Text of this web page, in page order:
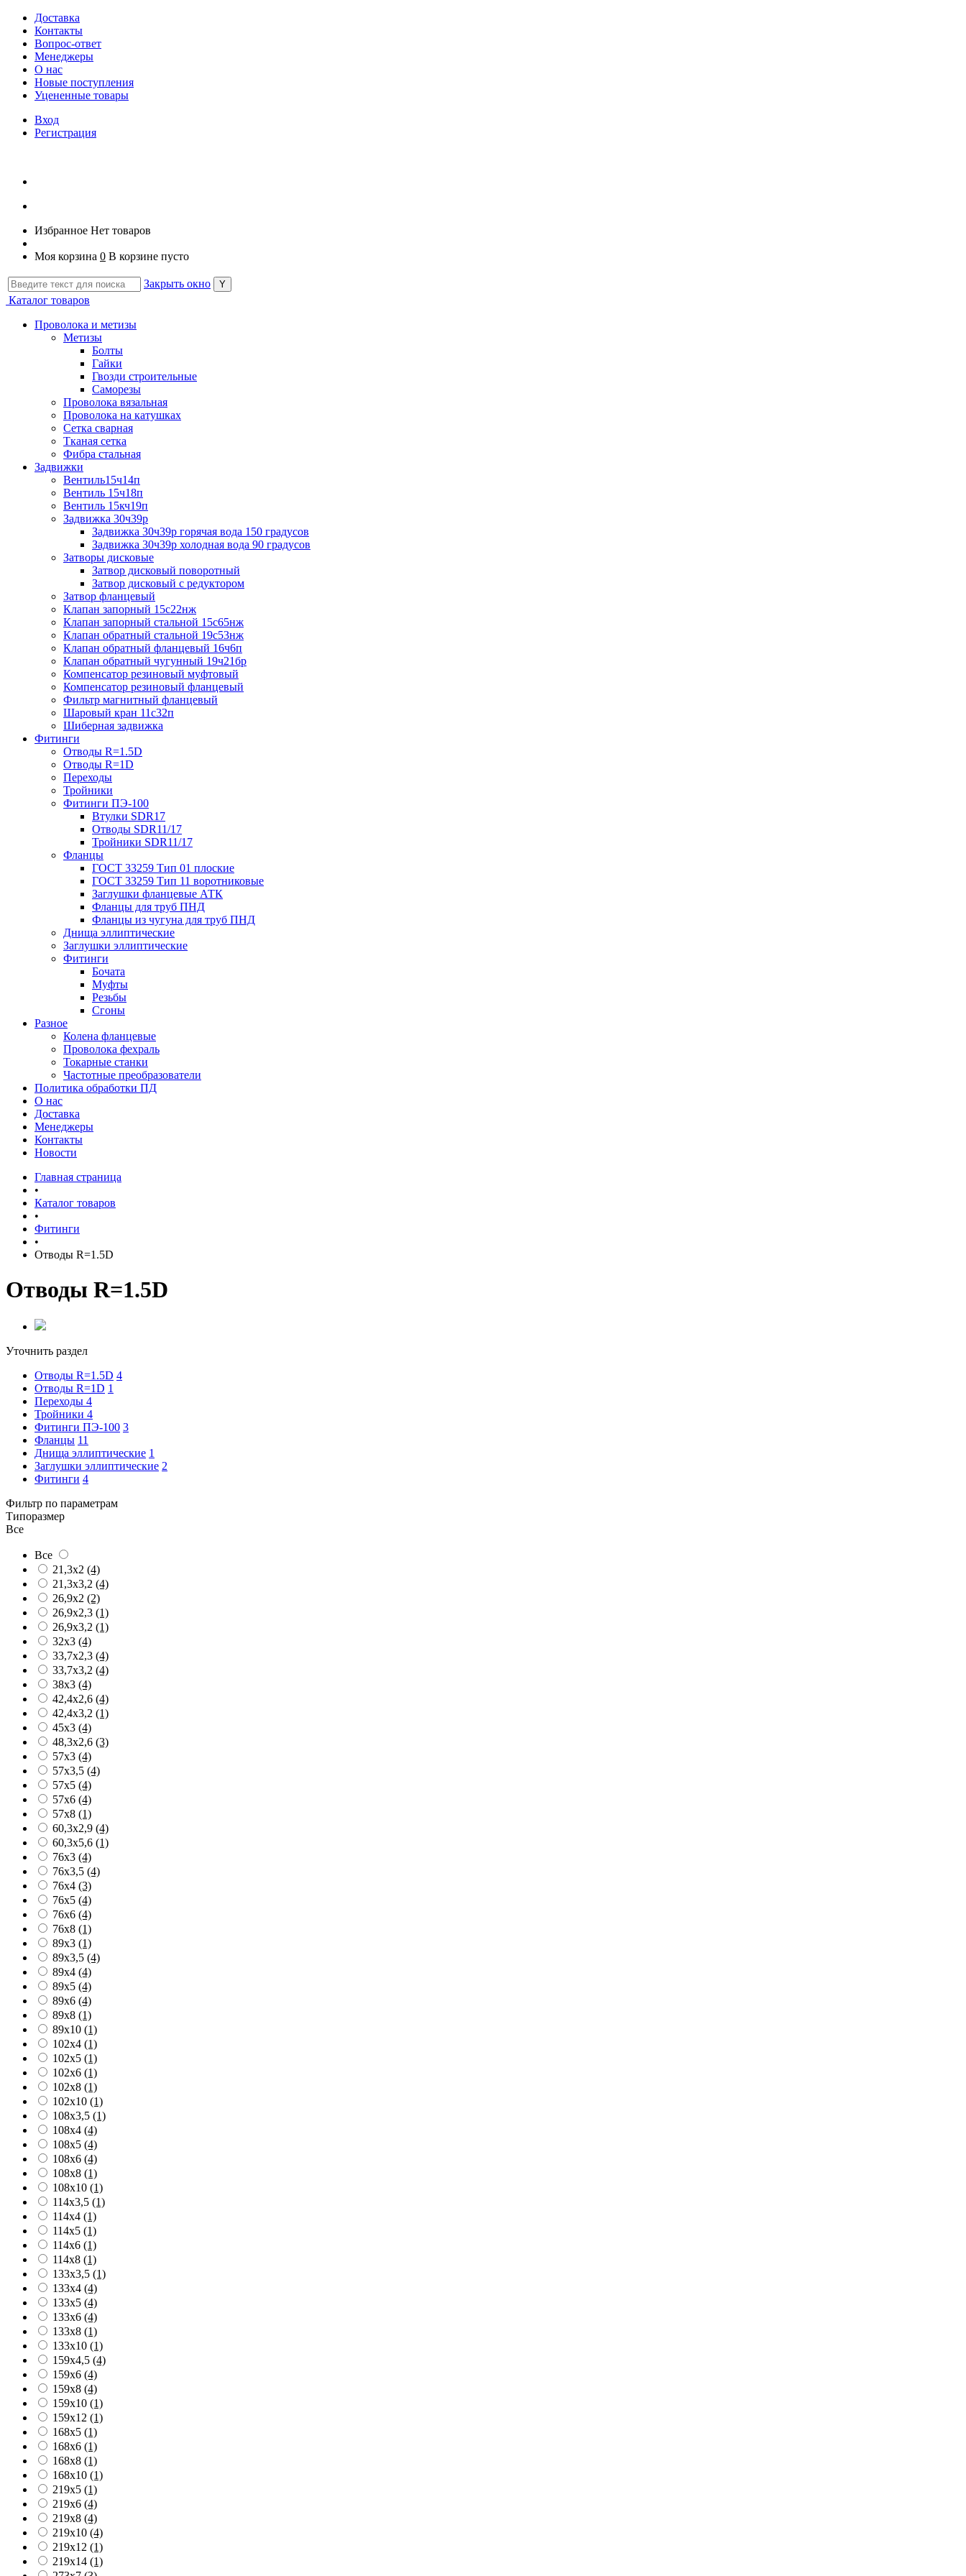
Доставка
Контакты
Вопрос-ответ
Менеджеры
О нас
Новые поступления
Уцененные товары
Вход
Регистрация
Избранное Нет товаров
Моя корзина 0 В корзине пусто
Закрыть окно
Каталог товаров
Проволока и метизы
Метизы
Болты
Гайки
Гвозди строительные
Саморезы
Проволока вязальная
Проволока на катушках
Сетка сварная
Тканая сетка
Фибра стальная
Задвижки
Вентиль15ч14п
Вентиль 15ч18п
Вентиль 15кч19п
Задвижка 30ч39р
Задвижка 30ч39р горячая вода 150 градусов
Задвижка 30ч39р холодная вода 90 градусов
Затворы дисковые
Затвор дисковый поворотный
Затвор дисковый с редуктором
Затвор фланцевый
Клапан запорный 15с22нж
Клапан запорный стальной 15с65нж
Клапан обратный стальной 19с53нж
Клапан обратный фланцевый 16ч6п
Клапан обратный чугунный 19ч21бр
Компенсатор резиновый муфтовый
Компенсатор резиновый фланцевый
Фильтр магнитный фланцевый
Шаровый кран 11с32п
Шиберная задвижка
Фитинги
Отводы R=1.5D
Отводы R=1D
Переходы
Тройники
Фитинги ПЭ-100
Втулки SDR17
Отводы SDR11/17
Тройники SDR11/17
Фланцы
ГОСТ 33259 Тип 01 плоские
ГОСТ 33259 Тип 11 воротниковые
Заглушки фланцевые АТК
Фланцы для труб ПНД
Фланцы из чугуна для труб ПНД
Днища эллиптические
Заглушки эллиптические
Фитинги
Бочата
Муфты
Резьбы
Сгоны
Разное
Колена фланцевые
Проволока фехраль
Токарные станки
Частотные преобразователи
Политика обработки ПД
О нас
Доставка
Менеджеры
Контакты
Новости
Главная страница
•
Каталог товаров
•
Фитинги
•
Отводы R=1.5D
Отводы R=1.5D
Уточнить раздел
Отводы R=1.5D 4
Отводы R=1D 1
Переходы 4
Тройники 4
Фитинги ПЭ-100 3
Фланцы 11
Днища эллиптические 1
Заглушки эллиптические 2
Фитинги 4
Фильтр по параметрам
Типоразмер
Все
Все
21,3x2 (4)
21,3x3,2 (4)
26,9x2 (2)
26,9x2,3 (1)
26,9x3,2 (1)
32x3 (4)
33,7x2,3 (4)
33,7x3,2 (4)
38x3 (4)
42,4x2,6 (4)
42,4x3,2 (1)
45х3 (4)
48,3x2,6 (3)
57x3 (4)
57x3,5 (4)
57x5 (4)
57x6 (4)
57x8 (1)
60,3x2,9 (4)
60,3x5,6 (1)
76x3 (4)
76x3,5 (4)
76х4 (3)
76x5 (4)
76x6 (4)
76x8 (1)
89x3 (1)
89x3,5 (4)
89x4 (4)
89x5 (4)
89x6 (4)
89x8 (1)
89x10 (1)
102x4 (1)
102x5 (1)
102x6 (1)
102x8 (1)
102x10 (1)
108x3,5 (1)
108x4 (4)
108x5 (4)
108x6 (4)
108x8 (1)
108x10 (1)
114x3,5 (1)
114x4 (1)
114x5 (1)
114x6 (1)
114x8 (1)
133x3,5 (1)
133x4 (4)
133x5 (4)
133x6 (4)
133x8 (1)
133x10 (1)
159x4,5 (4)
159x6 (4)
159x8 (4)
159x10 (1)
159x12 (1)
168x5 (1)
168x6 (1)
168x8 (1)
168x10 (1)
219x5 (1)
219x6 (4)
219x8 (4)
219x10 (4)
219x12 (1)
219x14 (1)